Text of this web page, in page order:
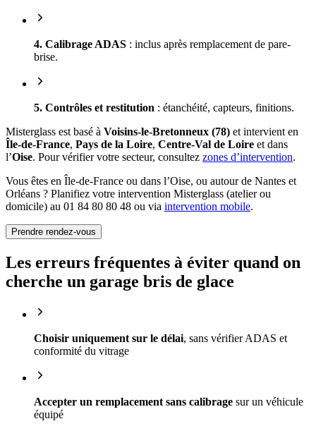
4. Calibrage ADAS : inclus après remplacement de pare-
brise.
5. Contrôles et restitution : étanchéité, capteurs, finitions.
Misterglass est basé à Voisins-le-Bretonneux (78) et intervient en
Île-de-France, Pays de la Loire, Centre-Val de Loire et dans
l’Oise. Pour vérifier votre secteur, consultez zones d’intervention.
Vous êtes en Île-de-France ou dans l’Oise, ou autour de Nantes et
Orléans ? Planifiez votre intervention Misterglass (atelier ou
domicile) au 01 84 80 80 48 ou via intervention mobile.
Prendre rendez-vous
Les erreurs fréquentes à éviter quand on
cherche un garage bris de glace
Choisir uniquement sur le délai, sans vérifier ADAS et
conformité du vitrage
Accepter un remplacement sans calibrage sur un véhicule
équipé